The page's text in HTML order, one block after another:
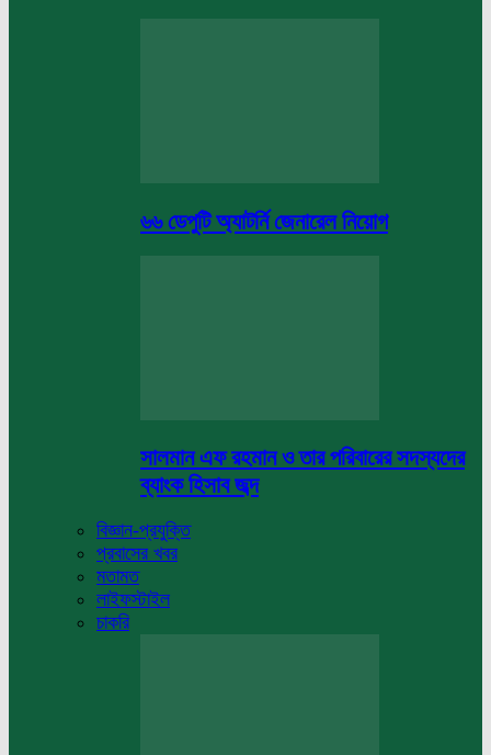
৬৬ ডেপুটি অ্যাটর্নি জেনারেল নিয়োগ
সালমান এফ রহমান ও তার পরিবারের সদস্যদের
ব্যাংক হিসাব জব্দ
বিজ্ঞান-প্রযুক্তি
প্রবাসের খবর
মতামত
লাইফস্টাইল
চাকরি